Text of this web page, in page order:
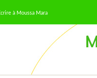
à Moussa Mara